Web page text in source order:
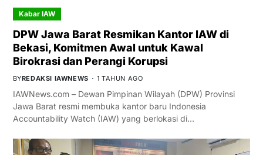
Kabar IAW
DPW Jawa Barat Resmikan Kantor IAW di
Bekasi, Komitmen Awal untuk Kawal
Birokrasi dan Perangi Korupsi
BYREDAKSI IAWNEWS 1 TAHUN AGO
IAWNews.com – Dewan Pimpinan Wilayah (DPW) Provinsi
Jawa Barat resmi membuka kantor baru Indonesia
Accountability Watch (IAW) yang berlokasi di…